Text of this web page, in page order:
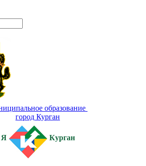
образование
город Курган
Я Курган